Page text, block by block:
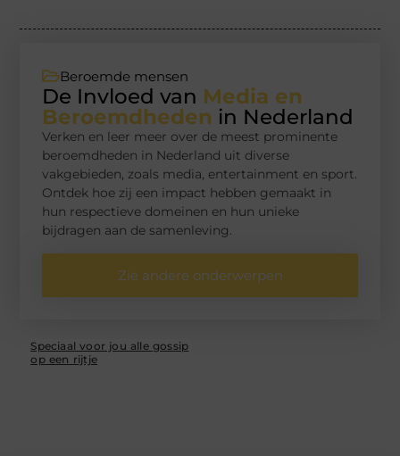
Beroemde mensen
De Invloed van Media en
Beroemdheden in Nederland
Verken en leer meer over de meest prominente
beroemdheden in Nederland uit diverse
vakgebieden, zoals media, entertainment en sport.
Ontdek hoe zij een impact hebben gemaakt in
hun respectieve domeinen en hun unieke
bijdragen aan de samenleving.
Zie andere onderwerpen
Speciaal voor jou alle gossip
op een rijtje